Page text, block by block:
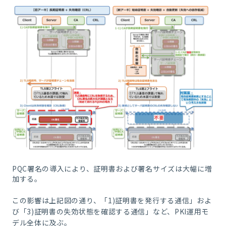
PQC署名の導入により、証明書および署名サイズは大幅に増
加する。
この影響は上記図の通り、「1)証明書を発行する通信」およ
び「3)証明書の失効状態を確認する通信」など、PKI運用モ
デル全体に及ぶ。